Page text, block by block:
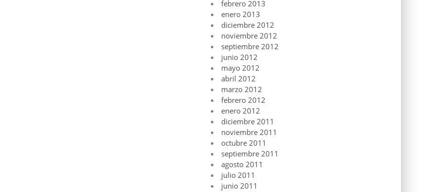
febrero 2013
enero 2013
diciembre 2012
noviembre 2012
septiembre 2012
junio 2012
mayo 2012
abril 2012
marzo 2012
febrero 2012
enero 2012
diciembre 2011
noviembre 2011
octubre 2011
septiembre 2011
agosto 2011
julio 2011
junio 2011